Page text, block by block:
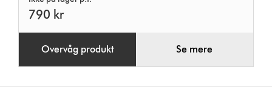
790 kr
Overvåg produkt Se mere